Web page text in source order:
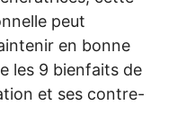
peut
en bonne
les 9 bienfaits de
et ses contre-